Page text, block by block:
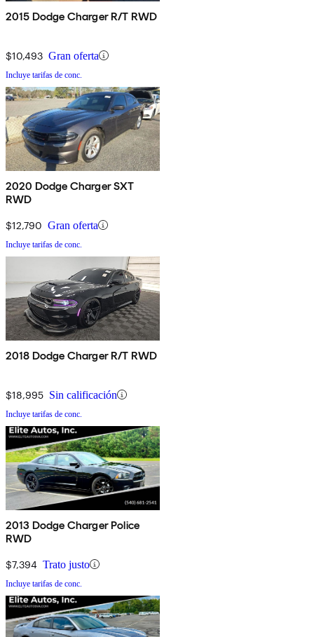
2015 Dodge Charger R/T RWD
$10,493 Gran oferta
Incluye tarifas de conc.
2020 Dodge Charger SXT
RWD
$12,790 Gran oferta
Incluye tarifas de conc.
2018 Dodge Charger R/T RWD
$18,995 Sin calificación
Incluye tarifas de conc.
2013 Dodge Charger Police
RWD
$7,394 Trato justo
Incluye tarifas de conc.